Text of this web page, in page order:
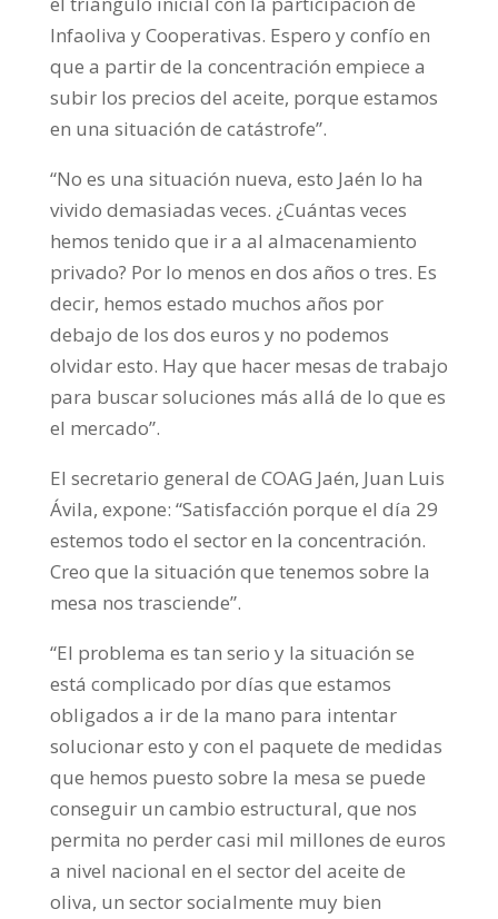
Infaoliva y Cooperativas. Espero y confío en
que a partir de la concentración empiece a
subir los precios del aceite, porque estamos
en una situación de catástrofe”.
“No es una situación nueva, esto Jaén lo ha
vivido demasiadas veces. ¿Cuántas veces
hemos tenido que ir a al almacenamiento
privado? Por lo menos en dos años o tres. Es
decir, hemos estado muchos años por
debajo de los dos euros y no podemos
olvidar esto. Hay que hacer mesas de trabajo
para buscar soluciones más allá de lo que es
el mercado”.
El secretario general de COAG Jaén, Juan Luis
Ávila, expone: “Satisfacción porque el día 29
estemos todo el sector en la concentración.
Creo que la situación que tenemos sobre la
mesa nos trasciende”.
“El problema es tan serio y la situación se
está complicado por días que estamos
obligados a ir de la mano para intentar
solucionar esto y con el paquete de medidas
que hemos puesto sobre la mesa se puede
conseguir un cambio estructural, que nos
permita no perder casi mil millones de euros
a nivel nacional en el sector del aceite de
oliva, un sector socialmente muy bien